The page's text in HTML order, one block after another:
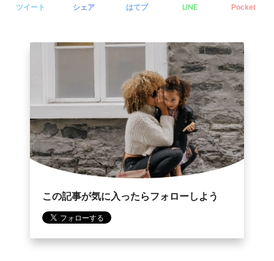
ツイート シェア はてブ LINE Pocket
この記事が気に入ったらフォローしよう